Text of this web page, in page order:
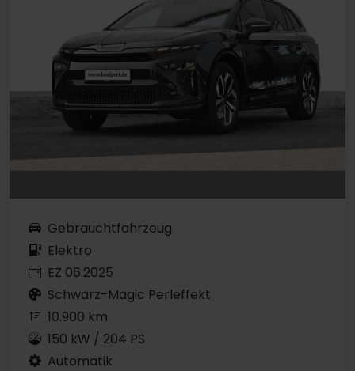
Gebrauchtfahrzeug
Elektro
EZ 06.2025
Schwarz-Magic Perleffekt
10.900 km
150 kW / 204 PS
Automatik